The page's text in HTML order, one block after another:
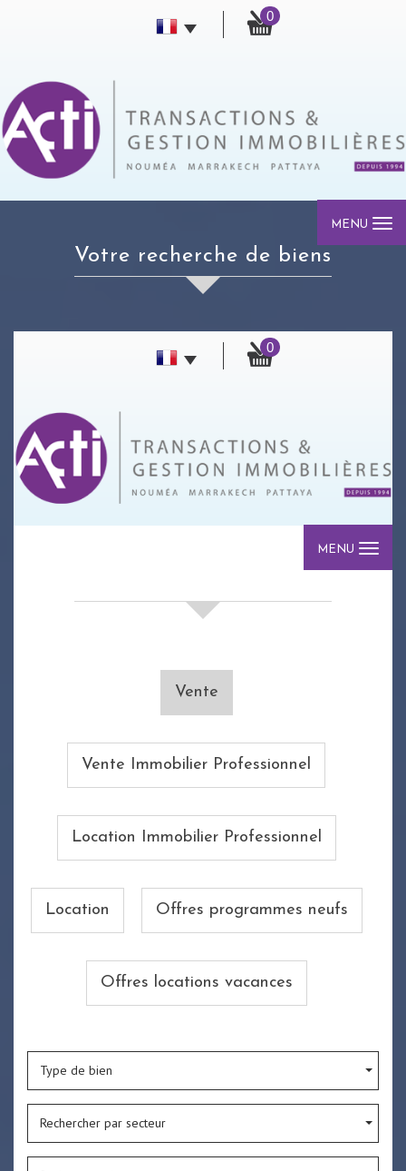
0
MENU
votre recherche de biens
0
MENU
Vente
Vente Immobilier Professionnel
Location Immobilier Professionnel
Location Offres programmes neufs
Offres locations vacances
Type de bien
Rechercher par secteur